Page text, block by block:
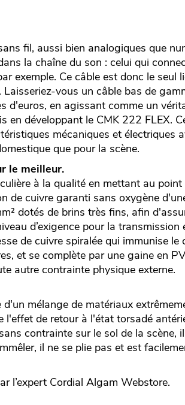
fil, aussi bien analogiques que
la chaîne du son : celui qui
exemple. Ce câble est donc le seul
vous un câble bas de
d'euros, en agissant comme un
en développant le CMK 222 FLEX.
mécaniques et électriques
que pour la scène.
le meilleur.
à la qualité en mettant au point
de cuivre garanti sans oxygène
dotés de brins très fins, afin
d’exigence pour la transmission
de cuivre spiralée qui immunise le
et se complète par une gaine en
autre contrainte physique externe.
mélange de matériaux
de retour à l'état torsadé
contrainte sur le sol de la scène,
il ne se plie pas et est
l’expert Cordial Algam Webstore.